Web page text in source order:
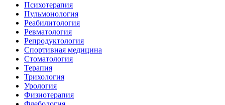
Психотерапия
Пульмонология
Реабилитология
Ревматология
Репродуктология
Спортивная медицина
Стоматология
Терапия
Трихология
Урология
Физиотерапия